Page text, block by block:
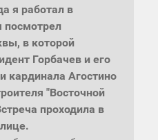
я работал в
посмотрел
в которой
Горбачев и его
кардинала Агостино
"Восточной
проходила в